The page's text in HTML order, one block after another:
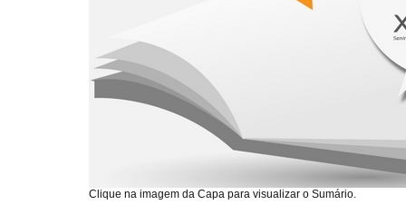
Clique na imagem da Capa para visualizar o Sumário.